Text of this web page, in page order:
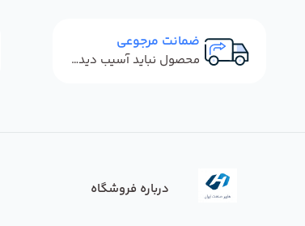
ضمانت مرجوعی
محصول نباید آسیب دیده باشد
درباره فروشگاه